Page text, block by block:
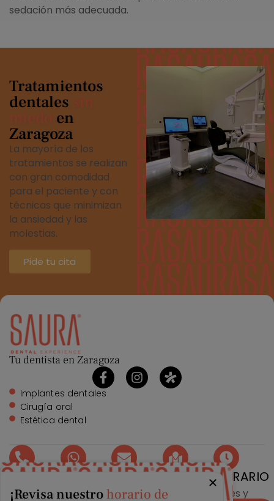
sedación más adecuada.
Tratamientos
dentales sin
miedo en
Zaragoza
La mayoría de los
tratamientos se realizan
con gran comodidad
para el paciente y con
técnicas que minimizan
la ansiedad y las
molestias.
Pide tu cita
Tu dentista en Zaragoza
Implantes dentales
Cirugía oral
Estética dental
TELÉFONO
976 215
WHATSAPP
976 215
EMAIL
info@clinicasaura.com
DIRECCIÓN
Gran Vía
HORARIO
Lunes y
¡Revisa nuestro horario de